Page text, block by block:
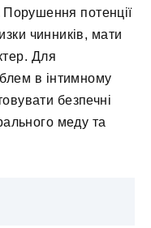
потенції
чинників, мати
Для
в інтимному
безпечні
меду та